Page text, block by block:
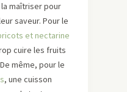
maîtriser pour
saveur. Pour le
et nectarine
cuire les fruits
même, pour le
, une cuisson